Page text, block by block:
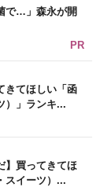
で…」森永が開
PR
きてほしい「函
）」ランキ...
】買ってきてほ
スイーツ）...